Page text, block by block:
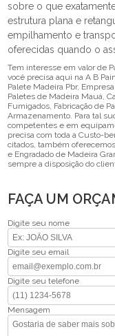
sobre o que
estrutura plana e
empilhamento e
oferecidas quando o
Tem interesse em valor de
você precisa aqui na A B
Palete Madeira Pbr,
Paletes de Madeira Mauá,
Fumigados, Fabricação de
Armazenamento. Para tal
competentes e em
precisa com toda a Custo-
citados, também
e Engradado de Madeira
sempre a disposição do
FAÇA UM
Digite seu nome
Digite seu email
Digite seu telefone
Mensagem